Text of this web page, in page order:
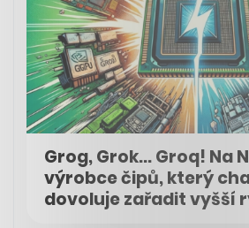
Grog, Grok... Groq! Na
výrobce čipů, který
dovoluje zařadit vyšší